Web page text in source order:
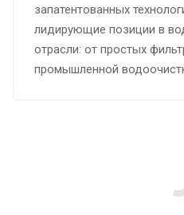
запатентованных
лидирующие позиции в
отрасли: от простых
промышленной